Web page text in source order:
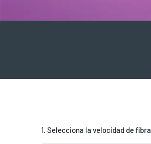
1. Selecciona la velocidad de fibra